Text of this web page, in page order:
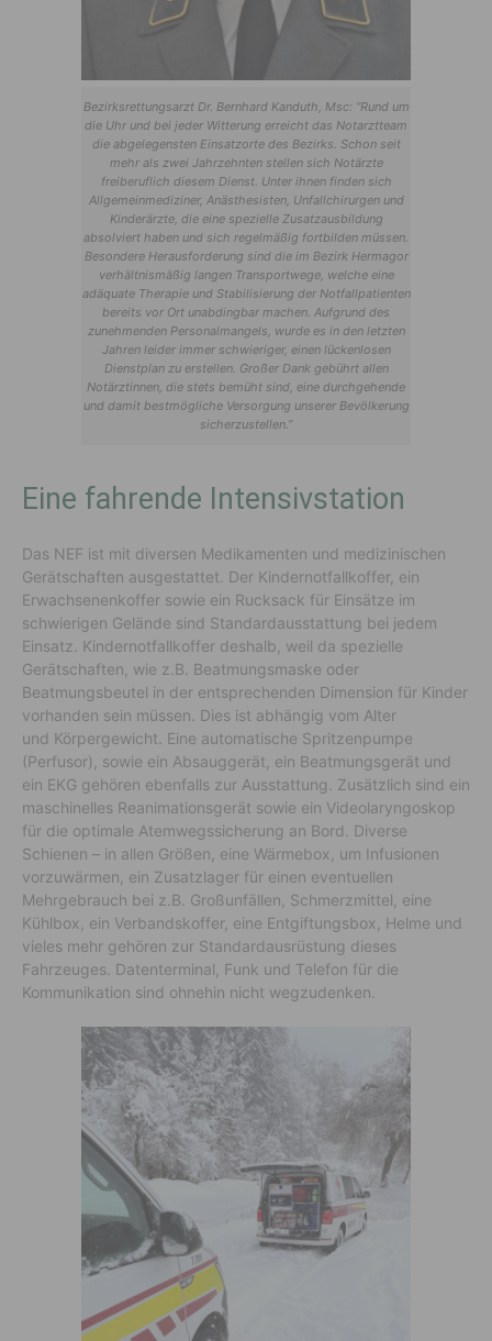
Bezirksrettungsarzt Dr. Bernhard Kanduth, Msc: “Rund um
die Uhr und bei jeder Witterung erreicht das Notarztteam
die abgelegensten Einsatzorte des Bezirks. Schon seit
mehr als zwei Jahrzehnten stellen sich Notärzte
freiberuflich diesem Dienst. Unter ihnen finden sich
Allgemeinmediziner, Anästhesisten, Unfallchirurgen und
Kinderärzte, die eine spezielle Zusatzausbildung
absolviert haben und sich regelmäßig fortbilden müssen.
Besondere Herausforderung sind die im Bezirk Hermagor
verhältnismäßig langen Transportwege, welche eine
adäquate Therapie und Stabilisierung der Notfallpatienten
bereits vor Ort unabdingbar machen. Aufgrund des
zunehmenden Personalmangels, wurde es in den letzten
Jahren leider immer schwieriger, einen lückenlosen
Dienstplan zu erstellen. Großer Dank gebührt allen
Notärztinnen, die stets bemüht sind, eine durchgehende
und damit bestmögliche Versorgung unserer Bevölkerung
sicherzustellen.”
Eine fahrende Intensivstation
Das NEF ist mit diversen Medikamenten und medizinischen
Gerätschaften ausgestattet. Der Kindernotfallkoffer, ein
Erwachsenenkoffer sowie ein Rucksack für Einsätze im
schwierigen Gelände sind Standardausstattung bei jedem
Einsatz. Kindernotfallkoffer deshalb, weil da spezielle
Gerätschaften, wie z.B. Beatmungsmaske oder
Beatmungsbeutel in der entsprechenden Dimension für Kinder
vorhanden sein müssen. Dies ist abhängig vom Alter
und Körpergewicht. Eine automatische Spritzenpumpe
(Perfusor), sowie ein Absauggerät, ein Beatmungsgerät und
ein EKG gehören ebenfalls zur Ausstattung. Zusätzlich sind ein
maschinelles Reanimationsgerät sowie ein Videolaryngoskop
für die optimale Atemwegssicherung an Bord. Diverse
Schienen – in allen Größen, eine Wärmebox, um Infusionen
vorzuwärmen, ein Zusatzlager für einen eventuellen
Mehrgebrauch bei z.B. Großunfällen, Schmerzmittel, eine
Kühlbox, ein Verbandskoffer, eine Entgiftungsbox, Helme und
vieles mehr gehören zur Standardausrüstung dieses
Fahrzeuges. Datenterminal, Funk und Telefon für die
Kommunikation sind ohnehin nicht wegzudenken.